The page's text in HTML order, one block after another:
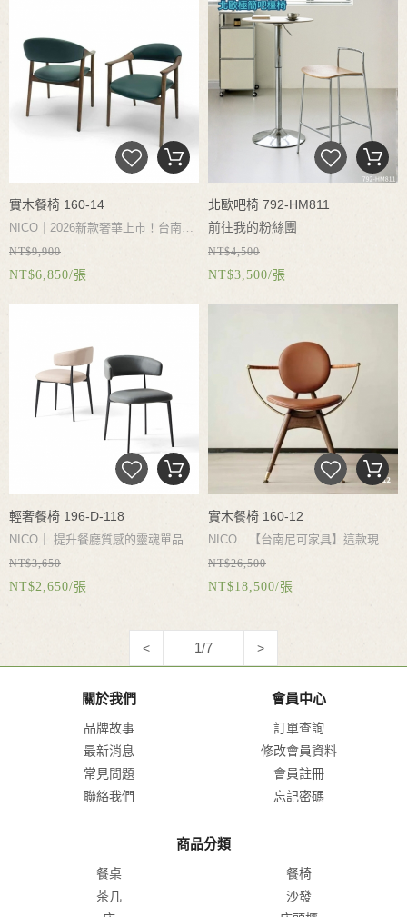
廳、書房與臥室質感。台南永華門市
實體店面品質有保障！
體工學靠背：
一體成型弧形設計，
完美貼合腰背，久坐不累。
穩固耐用
結構：堅固白蠟實木椅腿，搭配金
屬環形腳踏，承重力強、不搖晃。
105cm / 座高
65/75cm，最適合標準廚房中島與吧
台。台南實體門市：
市親驗實木溫潤質感，安心售後有保
障。
架，結構穩固耐用；搭配人體工學微
傾靠背與高密度回彈軟包皮革坐墊，
完美貼合身形，久坐不累。獨特的Z
字型俐落扶手設計，不僅是餐廳的視
覺焦點，更能作為質感書桌椅、化妝
椅使用。台南在地實體門市誠摯邀請
您現場試坐，體驗匠心工藝與微奢居
家美學。多色面料可選，立即升級您
的用餐儀式感！
實木餐椅 160-14
NICO｜2026新款奢華上市！台南尼
可家具精選「法式復古風白臘木餐
椅」，完美融合意式極簡與現代高級
感。全椅採用高品質白臘木實木骨架
48cm、坐高45cm），結構穩固安
心。人體工學設計「舒適倚靠背部」
與「柔軟臀背」高密度座墊，無論作
為餐廳椅、茶道茶桌椅或辦公書桌
椅，都能坐享舒適。實體門市品質有
NT$9,900
NT$6,850/張
北歐吧椅 792-HM811
前往我的粉絲團
NICO｜尼可家具精心打造北歐極簡
高腳椅，採用嚴選用料紮實穩固承
重，鐵藝電鍍椅腳完美搭配溫潤寬大
承托，貼合腿部曲線，久坐不累。底
部橫桿設計貼心承托腿腳。不論是居
家廚房中島、高級吧台、前台，還是
咖啡廳、酒吧商業空間皆百搭適用。
台南實體門市品質有保障，打造您專
屬的高級感空間！
NT$4,500
NT$3,500/張
輕奢餐椅 196-D-118
NICO｜ 提升餐廳質感的靈魂單品！
尼可家具嚴選「加厚碳素鋼椅腳餐
椅」，結構穩固承重力強，黑色與皮
合人體工學，久坐舒適不溫吞。極簡
線條完美融入北歐風、現代風室內設
計。台南永華實體門市品質有保障，
NT$3,650
NT$2,650/張
實木餐椅 160-12
NICO｜【台南尼可家具】這款現代
簡約實木餐椅，精選溫潤實木骨架搭
配復古高級皮革座墊，結合優雅的環
節，完美彰顯輕奢休閒風。不僅是餐
廳、書房的絕佳單人靠背椅，更是商
業空間、VIP貴賓室的首選設計師洽
體驗頂級工藝。實體門市品質有保
NT$26,500
NT$18,500/張
< 1/7 >
關於我們
品牌故事
最新消息
常見問題
聯絡我們
會員中心
訂單查詢
修改會員資料
會員註冊
忘記密碼
商品分類
餐桌
餐椅
茶几
沙發